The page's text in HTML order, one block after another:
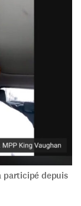
participé depuis